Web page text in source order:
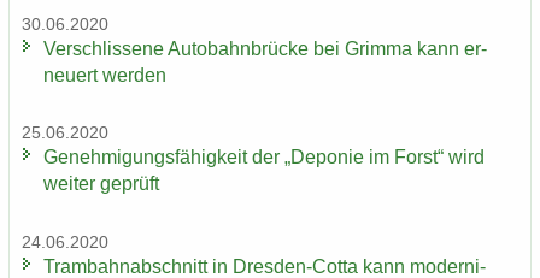
30.06.2020
Ver­schlis­se­ne Au­to­bahn­brü­cke bei Grim­ma kann er­
neu­ert wer­den
25.06.2020
Ge­neh­mi­gungs­fä­hig­keit der „De­po­nie im Forst“ wird
wei­ter ge­prüft
24.06.2020
Tram­bahn­ab­schnitt in Dresden-​Cotta kann mo­der­ni­